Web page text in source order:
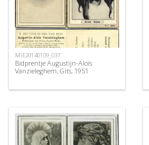
MIE20140109_037
Bidprentje Augustijn-Aloïs
Vanzieleghem, Gits, 1951